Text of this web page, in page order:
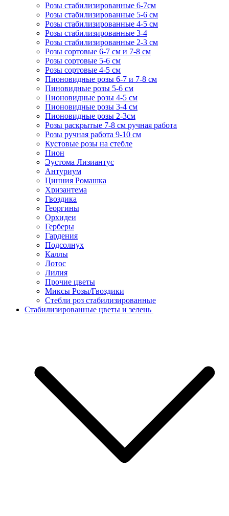
Розы стабилизированные 6-7см
Розы стабилизированные 5-6 см
Розы стабилизированные 4-5 см
Розы стабилизированные 3-4
Розы стабилизированные 2-3 см
Розы сортовые 6-7 см и 7-8 см
Розы сортовые 5-6 см
Розы сортовые 4-5 см
Пионовидные розы 6-7 и 7-8 см
Пиновидные розы 5-6 см
Пионовидные розы 4-5 см
Пионовидные розы 3-4 см
Пионовидные розы 2-3см
Розы раскрытые 7-8 см ручная работа
Розы ручная работа 9-10 см
Кустовые розы на стебле
Пион
Эустома Лизиантус
Антуриум
Цинния Ромашка
Хризантема
Гвоздика
Георгины
Орхидеи
Герберы
Гардения
Подсолнух
Каллы
Лотос
Лилия
Прочие цветы
Миксы Розы/Гвоздики
Стебли роз стабилизированные
Стабилизированные цветы и зелень